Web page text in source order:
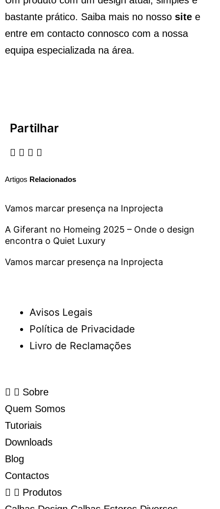
bastante prático. Saiba mais no nosso site e
entre em contacto connosco com a nossa
equipa especializada na área.
Partilhar
Artigos Relacionados
Vamos marcar presença na Inprojecta
A Giferant no Homeing 2025 – Onde o design
encontra o Quiet Luxury
Vamos marcar presença na Inprojecta
Avisos Legais
Política de Privacidade
Livro de Reclamações
Sobre
Quem Somos
Tutoriais
Downloads
Blog
Contactos
Produtos